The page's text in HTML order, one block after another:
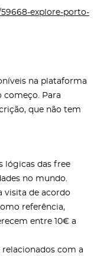
explore-porto-
na plataforma
começo. Para
que não tem
lógicas das free
no mundo.
visita de acordo
referência,
entre 10€ a
com a